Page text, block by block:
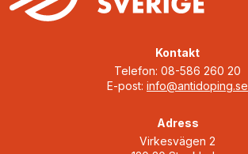
Kontakt
Telefon: 08-586 260 20
E-post: info@antidoping.se
Adress
Virkesvägen 2